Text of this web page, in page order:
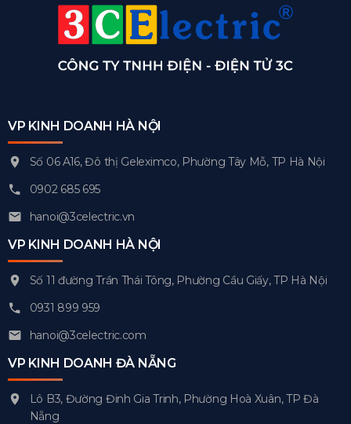
VP KINH DOANH HÀ NỘI
Số 06 A16, Đô thị Geleximco, Phường Tây Mỗ, TP Hà Nội
0902 685 695
hanoi@3celectric.vn
VP KINH DOANH HÀ NỘI
Số 11 đường Trần Thái Tông, Phường Cầu Giấy, TP Hà Nội
0931 899 959
hanoi@3celectric.com
VP KINH DOANH ĐÀ NẴNG
Lô B3, Đường Đinh Gia Trinh, Phường Hoà Xuân, TP Đà
Nẵng